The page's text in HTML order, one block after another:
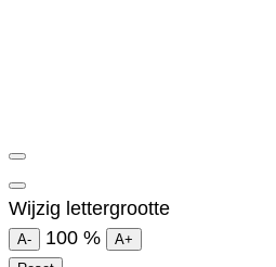
Wijzig lettergrootte
A- 100 %
A+